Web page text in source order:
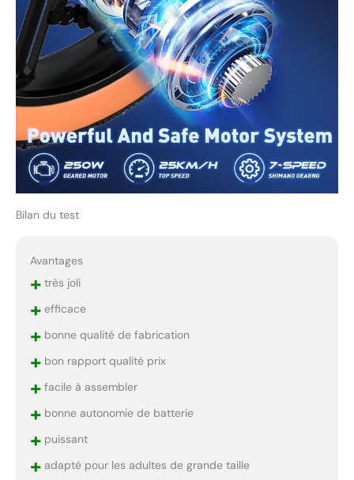
Bilan du test
Avantages
+très joli
+efficace
+bonne qualité de fabrication
+bon rapport qualité prix
+facile à assembler
+bonne autonomie de batterie
+puissant
+adapté pour les adultes de grande taille